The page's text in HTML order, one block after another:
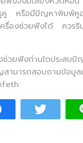
หรือมีปัญหาพิมพ์หู
รื่องช่วยฟังได้
ควรรี
ช่วยฟังท่านใดประสบ
ามารถสอบถามข้อมูล